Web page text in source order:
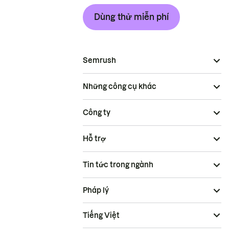
Dùng thử miễn phí
Semrush
Những công cụ khác
Công ty
Hỗ trợ
Tin tức trong ngành
Pháp lý
Tiếng Việt